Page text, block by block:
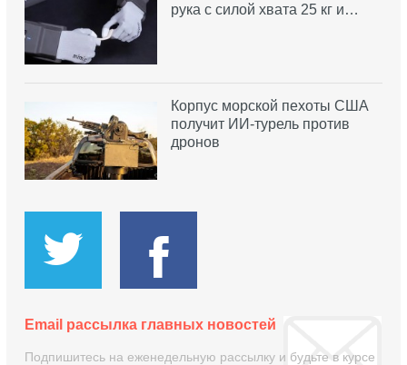
рука с силой хвата 25 кг и…
Корпус морской пехоты США
получит ИИ-турель против
дронов
Email рассылка главных новостей
Подпишитесь на еженедельную рассылку и будьте в курсе